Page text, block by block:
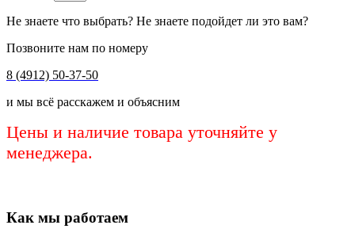
Не знаете что выбрать? Не знаете подойдет ли это вам?
Позвоните нам по номеру
8 (4912) 50-37-50
и мы всё расскажем и объясним
Цены и наличие товара уточняйте у
менеджера.
Как мы работаем